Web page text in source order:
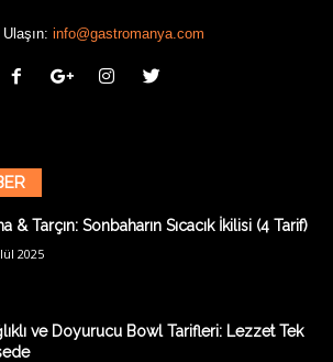
info@gastromanya.com
& Tarçın: Sonbaharın Sıcacık İkilisi (4 Tarif)
2025
ve Doyurucu Bowl Tarifleri: Lezzet Tek